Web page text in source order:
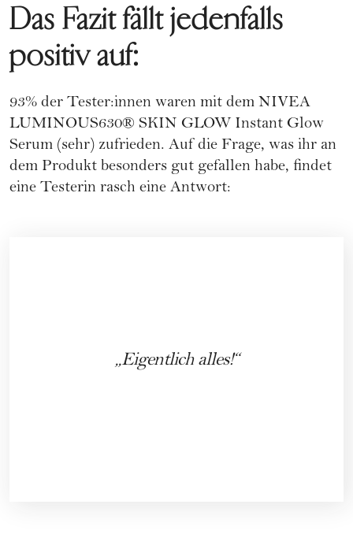
Das Fazit fällt jedenfalls
positiv auf:
93% der Tester:innen waren mit dem NIVEA
LUMINOUS630® SKIN GLOW Instant Glow
Serum (sehr) zufrieden. Auf die Frage, was ihr an
dem Produkt besonders gut gefallen habe, findet
eine Testerin rasch eine Antwort:
Eigentlich alles!